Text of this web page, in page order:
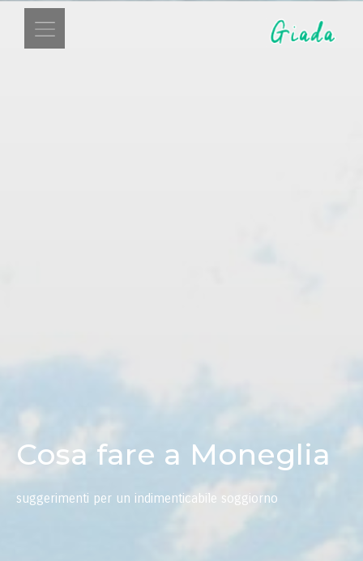
Cosa fare a Moneglia
suggerimenti per un indimenticabile soggiorno